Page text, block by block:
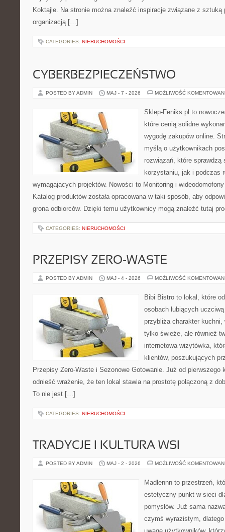
Koktajle. Na stronie można znaleźć inspiracje związane z sztuką
organizacją […]
CATEGORIES: NIERUCHOMOŚCI
CYBERBEZPIECZEŃSTWO
POSTED BY ADMIN MAJ - 7 - 2026 MOŻLIWOŚĆ
Sklep-Feniks.pl to
które cenią solidne
wygodę zakupów online.
myślą o użytkownikach
rozwiązań, które sprawdzą
korzystaniu, jak i podczas
wymagających projektów. Nowości to Monitoring i
Katalog produktów została opracowana w taki sposób, aby
grona odbiorców. Dzięki temu użytkownicy mogą znaleźć tutaj
CATEGORIES: NIERUCHOMOŚCI
PRZEPISY ZERO-WASTE
POSTED BY ADMIN MAJ - 4 - 2026 MOŻLIWOŚĆ
Bibi Bistro to lokal, które
osobach lubiących
przybliża charakter
tylko świeże, ale również
internetowa wizytówka,
klientów, poszukujących
Przepisy Zero-Waste i Sezonowe Gotowanie. Już od pierwszego
odnieść wrażenie, że ten lokal stawia na prostotę połączoną z
To nie jest […]
CATEGORIES: NIERUCHOMOŚCI
TRADYCJE I KULTURA WSI
POSTED BY ADMIN MAJ - 2 - 2026 MOŻLIWOŚĆ
Madlennn to przestrzeń,
estetyczny punkt w sieci
pomysłów. Już sama
czymś wyrazistym,